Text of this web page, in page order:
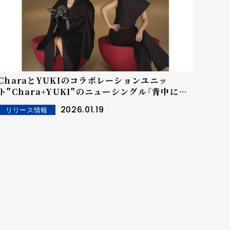
とYUKIのコラボレーションユニッ
"Chara+YUKI"のニューシングル『背中にリ
ン』ジャケット & 収録内容公開！
リリース情報 2026.01.19